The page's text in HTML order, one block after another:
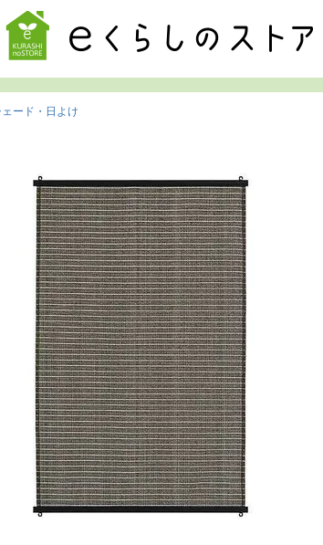
検索
ェード・日よけ